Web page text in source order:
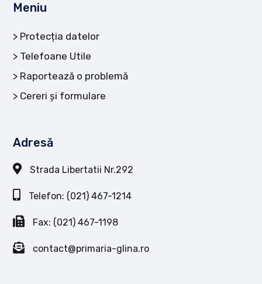
Meniu
Protecția datelor
Telefoane Utile
Raportează o problemă
Cereri și formulare
Adresă
Strada Libertatii Nr.292
Telefon: (021) 467-1214
Fax: (021) 467-1198
contact@primaria-glina.ro